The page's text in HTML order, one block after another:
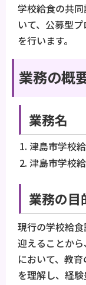
学校給食の共
いて、公募型
を行います。
業務の概
業務名
津島市学校
津島市学校
業務の目
現行の学校給
迎えることか
において、教
を理解し、経